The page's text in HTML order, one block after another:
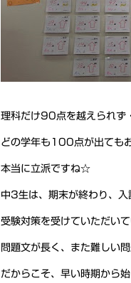
理科だけ90点を越えられず
どの学年も100点が出ても
本当に立派ですね☆
中3生は、期末が終わり、入
受験対策を受けていただい
問題文が長く、また難しい
だからこそ、早い時期から